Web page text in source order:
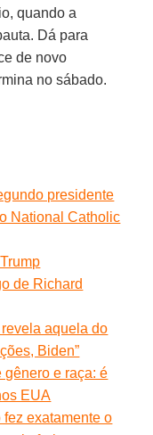
quando a
Dá para
de novo
no sábado.
presidente
National Catholic
de Richard
aquela do
Biden”
gênero e raça: é
EUA
exatamente o